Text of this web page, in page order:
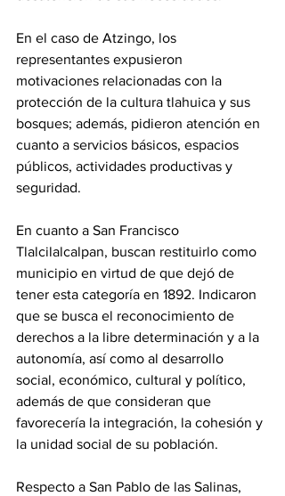
En el caso de Atzingo, los
representantes expusieron
motivaciones relacionadas con la
protección de la cultura tlahuica y sus
bosques; además, pidieron atención en
cuanto a servicios básicos, espacios
públicos, actividades productivas y
seguridad.
En cuanto a San Francisco
Tlalcilalcalpan, buscan restituirlo como
municipio en virtud de que dejó de
tener esta categoría en 1892. Indicaron
que se busca el reconocimiento de
derechos a la libre determinación y a la
autonomía, así como al desarrollo
social, económico, cultural y político,
además de que consideran que
favorecería la integración, la cohesión y
la unidad social de su población.
Respecto a San Pablo de las Salinas,